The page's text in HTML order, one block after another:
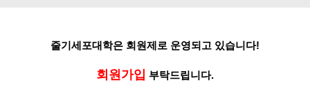
줄기세포대학은 회원제로 운영되고 있습니다!
회원가입 부탁드립니다.